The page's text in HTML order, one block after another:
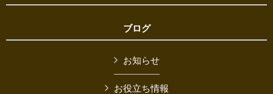
ブログ
お知らせ
お役立ち情報